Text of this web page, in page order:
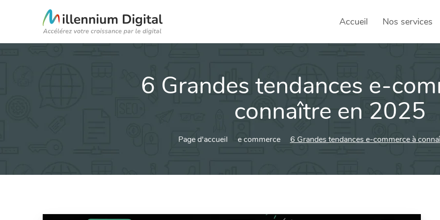
Accueil Nos services
SEO
Social
6 Grandes tendances e-
connaître en 2025
Page d'accueil e commerce 6 Grandes tendances e-commerce à